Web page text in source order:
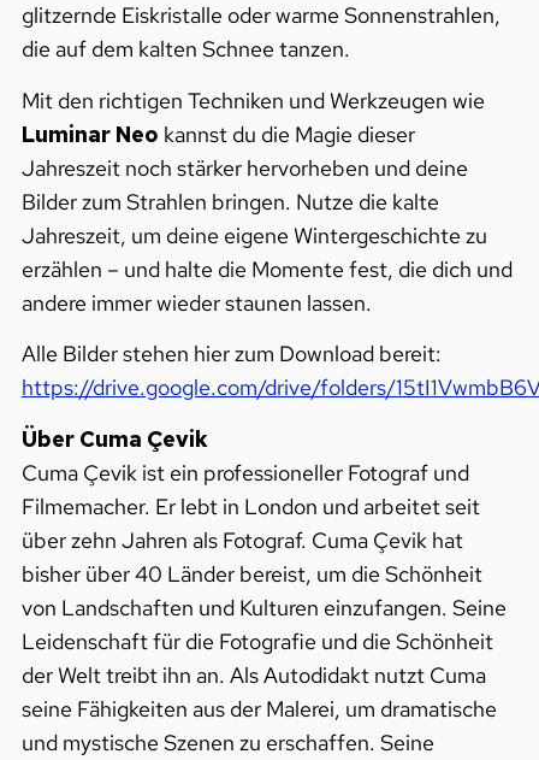
glitzernde Eiskristalle oder warme Sonnenstrahlen,
die auf dem kalten Schnee tanzen.
Mit den richtigen Techniken und Werkzeugen wie
Luminar Neo kannst du die Magie dieser
Jahreszeit noch stärker hervorheben und deine
Bilder zum Strahlen bringen. Nutze die kalte
Jahreszeit, um deine eigene Wintergeschichte zu
erzählen – und halte die Momente fest, die dich und
andere immer wieder staunen lassen.
Alle Bilder stehen hier zum Download bereit:
https://drive.google.com/drive/folders/
Über Cuma Çevik
Cuma Çevik ist ein professioneller Fotograf und
Filmemacher. Er lebt in London und arbeitet seit
über zehn Jahren als Fotograf. Cuma Çevik hat
bisher über 40 Länder bereist, um die Schönheit
von Landschaften und Kulturen einzufangen. Seine
Leidenschaft für die Fotografie und die Schönheit
der Welt treibt ihn an. Als Autodidakt nutzt Cuma
seine Fähigkeiten aus der Malerei, um dramatische
und mystische Szenen zu erschaffen. Seine